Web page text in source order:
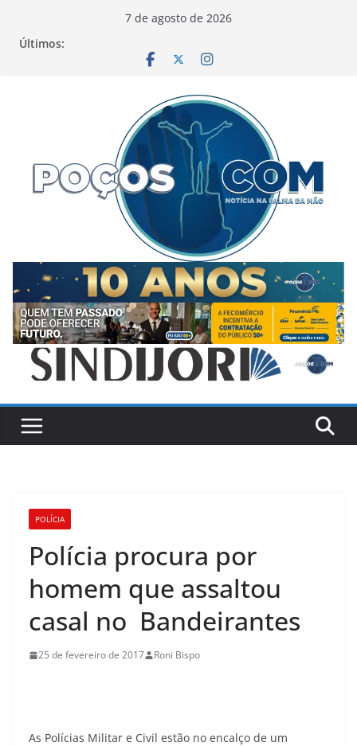
7 de agosto de 2026
Últimos:
POLÍCIA
Polícia procura por
homem que assaltou
casal no Bandeirantes
25 de fevereiro de 2017 Roni Bispo
As Polícias Militar e Civil estão no encalço de um